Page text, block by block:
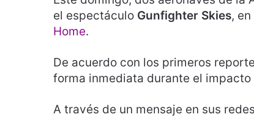
el espectáculo Gunfighter Skies,
Home.
De acuerdo con los primeros
forma inmediata durante el
A través de un mensaje en sus